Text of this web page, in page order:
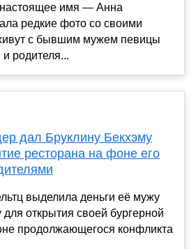
имя — Анна
редкие фото со своими
с бывшим мужем певицы
родителя...
дал Бруклину Бекхэму
ресторана на фоне его
выделила деньги её мужу
открытия своей бургерной
продолжающегося конфликта